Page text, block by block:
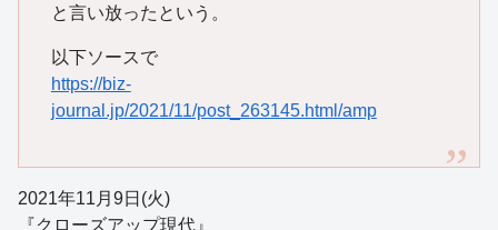
と言い放ったという。
以下ソースで
https://biz-
journal.jp/2021/11/post_263145.html/amp
2021年11月9日(火)
『クローズアップ現代』